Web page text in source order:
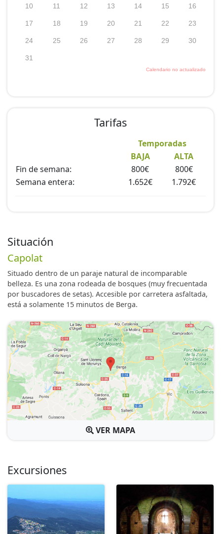
Situación
Capolat
Situado dentro de un paraje natural de incomparable
belleza. Es una zona rodeada de bosques (muy frecuentada
por buscadores de setas). Accesible por carretera asfaltada,
está a solamente 15 minutos de Berga.
VER MAPA
Excursiones
Tarifas
Temporadas
BAJA
ALTA
Fin de semana:
800€
800€
Semana entera:
1.652€ 1.792€